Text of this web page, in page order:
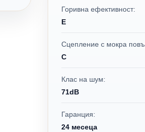
Горивна ефективност:
E
Сцепление с мокра
C
Клас на шум:
71dB
Гаранция:
24 месеца